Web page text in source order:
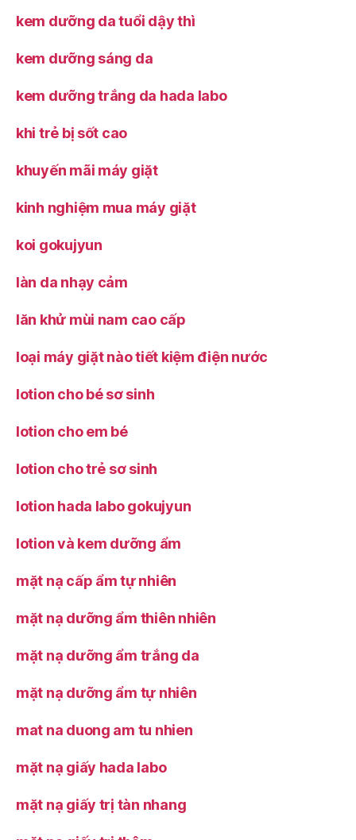
kem dưỡng da tuổi dậy thì
kem dưỡng sáng da
kem dưỡng trắng da hada labo
khi trẻ bị sốt cao
khuyến mãi máy giặt
kinh nghiệm mua máy giặt
koi gokujyun
làn da nhạy cảm
lăn khử mùi nam cao cấp
loại máy giặt nào tiết kiệm điện nước
lotion cho bé sơ sinh
lotion cho em bé
lotion cho trẻ sơ sinh
lotion hada labo gokujyun
lotion và kem dưỡng ẩm
mặt nạ cấp ẩm tự nhiên
mặt nạ dưỡng ẩm thiên nhiên
mặt nạ dưỡng ẩm trắng da
mặt nạ dưỡng ẩm tự nhiên
mat na duong am tu nhien
mặt nạ giấy hada labo
mặt nạ giấy trị tàn nhang